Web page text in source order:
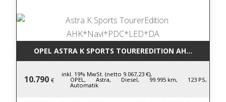
OPEL ASTRA K SPORTS TOUREREDITION
10.790 €
inkl. 19% MwSt. (netto 9.067,23 €),
OPEL, Astra, Diesel, 99.995 km, 123 PS,
Automatik